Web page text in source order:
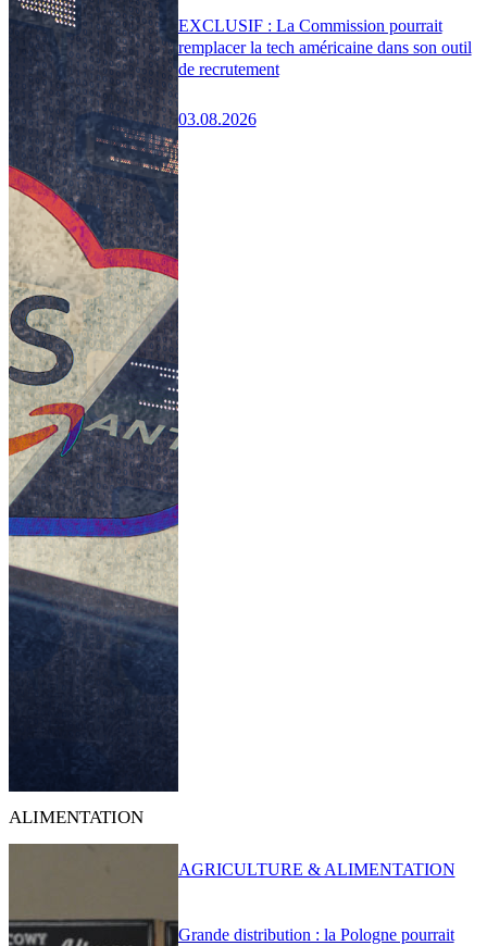
EXCLUSIF : La Commission pourrait
remplacer la tech américaine dans son outil
de recrutement
03.08.2026
ALIMENTATION
Grande distribution : la Pologne pourrait
AGRICULTURE & ALIMENTATION